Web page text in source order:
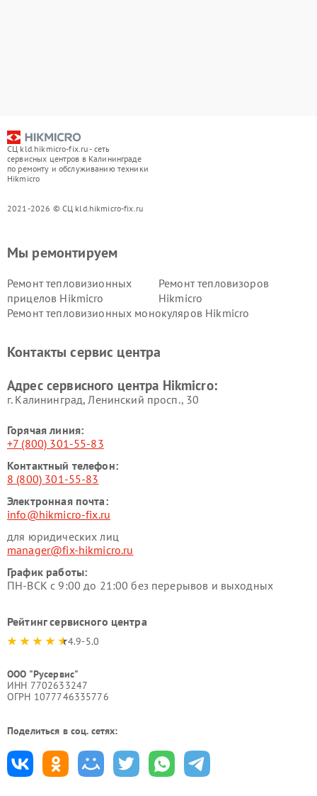
СЦ kld.hikmicro-fix.ru - сеть
сервисных центров в Калининграде
по ремонту и обслуживанию техники
Hikmicro
2021-2026 © СЦ kld.hikmicro-fix.ru
Мы ремонтируем
Ремонт тепловизионных
прицелов Hikmicro
Ремонт тепловизоров
Hikmicro
Ремонт тепловизионных монокуляров Hikmicro
Контакты сервис центра
Адрес сервисного центра Hikmicro:
г. Калининград, Ленинский просп., 30
Горячая линия:
+7 (800) 301-55-83
Контактный телефон:
8 (800) 301-55-83
Электронная почта:
info@hikmicro-fix.ru
для юридических лиц
manager@fix-hikmicro.ru
График работы:
ПН-ВСК с 9:00 до 21:00 без перерывов и выходных
Рейтинг сервисного центра
4.9-5.0
ООО "Русервис"
ИНН 7702633247
ОГРН 1077746335776
Поделиться в соц. сетях: